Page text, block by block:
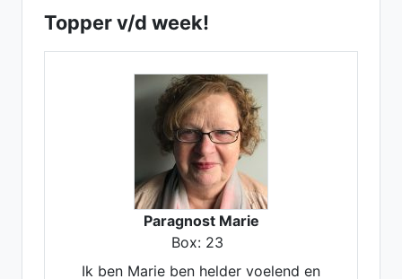
Topper v/d week!
Paragnost Marie
Box: 23
Ik ben Marie ben helder voelend en